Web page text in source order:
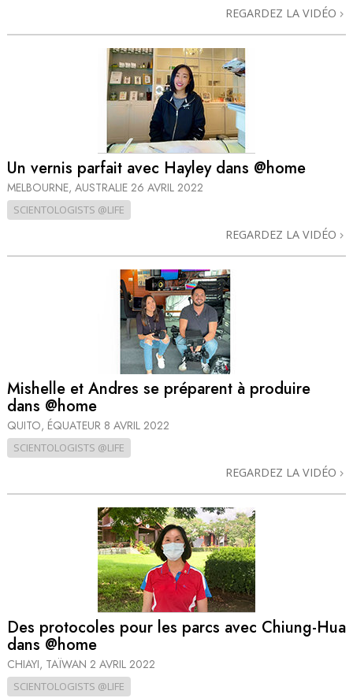
REGARDEZ LA VIDÉO
Un vernis parfait avec Hayley dans @home
MELBOURNE, AUSTRALIE 26 AVRIL 2022
SCIENTOLOGISTS @LIFE
REGARDEZ LA VIDÉO
Mishelle et Andres se préparent à produire
dans @home
QUITO, ÉQUATEUR 8 AVRIL 2022
SCIENTOLOGISTS @LIFE
REGARDEZ LA VIDÉO
Des protocoles pour les parcs avec Chiung-Hua
dans @home
CHIAYI, TAÏWAN 2 AVRIL 2022
SCIENTOLOGISTS @LIFE